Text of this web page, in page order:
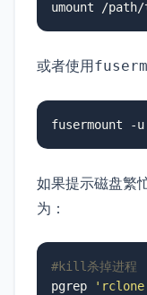
umount /
或者使用
fusermount -
如果提示磁盘繁
为：
#kill杀掉进程
pgrep